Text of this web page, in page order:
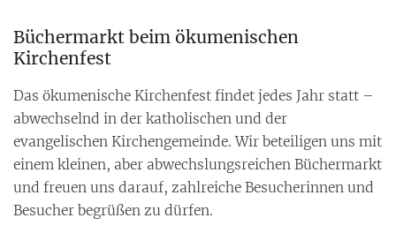
Büchermarkt beim ökumenischen
Kirchenfest
Das ökumenische Kirchenfest findet jedes Jahr statt –
abwechselnd in der katholischen und der
evangelischen Kirchengemeinde. Wir beteiligen uns mit
einem kleinen, aber abwechslungsreichen Büchermarkt
und freuen uns darauf, zahlreiche Besucherinnen und
Besucher begrüßen zu dürfen.